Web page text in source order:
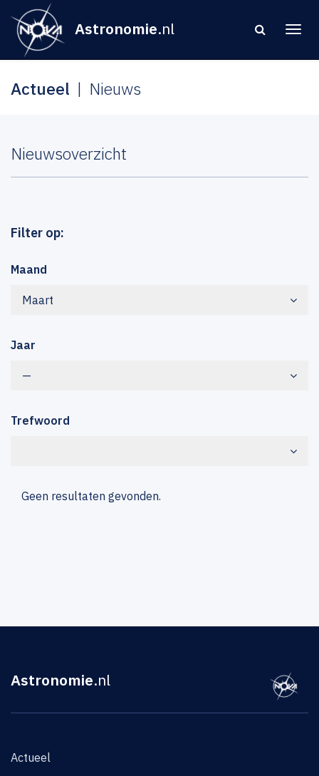
Astronomie.nl
Actueel Nieuws
Nieuwsoverzicht
Filter op:
Maand
Maart
Jaar
—
Trefwoord
Geen resultaten gevonden.
Astronomie.nl
Actueel